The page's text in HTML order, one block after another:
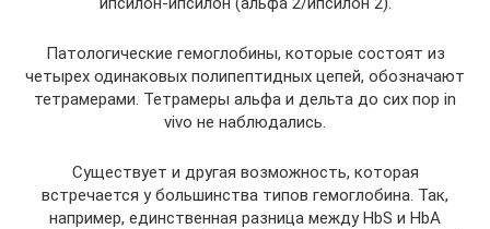
Патологические гемоглобины, которые состоят из
четырех одинаковых полипептидных цепей, обозначают
тетрамерами. Тетрамеры альфа и дельта до сих пор in
vivo не наблюдались.
Существует и другая возможность, которая
встречается у большинства типов гемоглобина. Так,
например, единственная разница между HbS и HbA